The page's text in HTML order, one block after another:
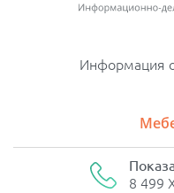
Информация
8 499